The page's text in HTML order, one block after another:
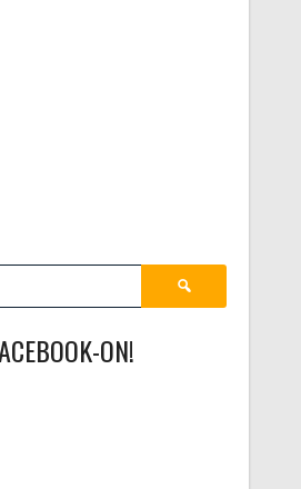
Keresés:
ON!